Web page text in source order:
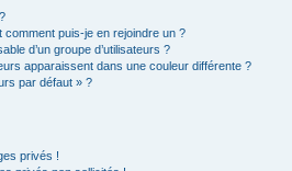
comment puis-je en rejoindre un ?
d’un groupe d’utilisateurs ?
apparaissent dans une couleur différente ?
par défaut » ?
privés !